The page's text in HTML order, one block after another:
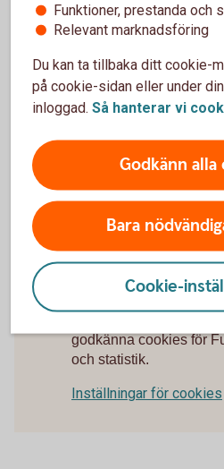
Ring 0771-22 11 22
Besök oss
Välkommen till ett av våra
Hitta ditt
godkänna cookies för
och statistik.
Inställningar för cookies
Funktioner, prestanda och
Relevant marknadsföring
Du kan ta tillbaka ditt cookie-
på cookie-sidan eller under
inloggad. Så hanterar vi
Godkänn alla
Bara
Cookie-